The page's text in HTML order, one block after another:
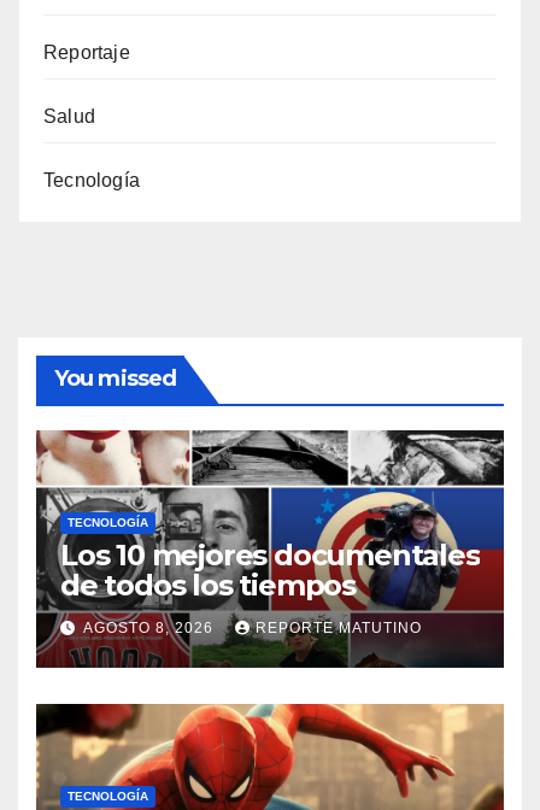
Reportaje
Salud
Tecnología
You missed
TECNOLOGÍA
Los 10 mejores documentales
de todos los tiempos
AGOSTO 8, 2026 REPORTE MATUTINO
TECNOLOGÍA